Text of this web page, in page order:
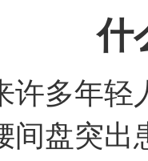
什
年轻人
间盘突出